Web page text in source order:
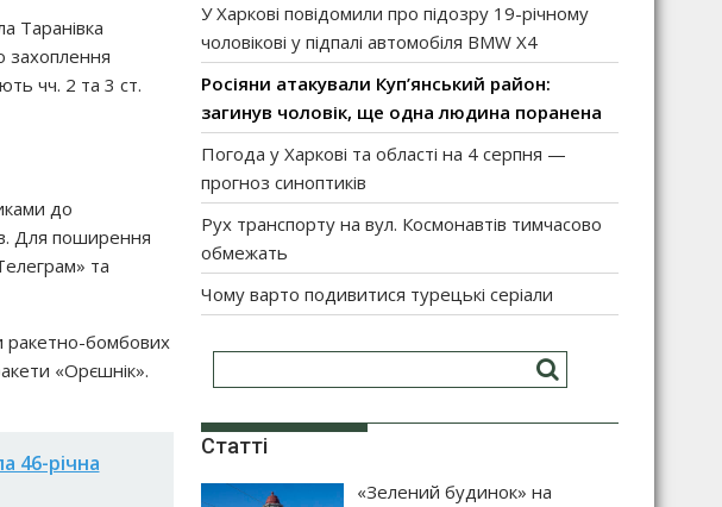
Таранівка
захоплення
чч. 2 та 3 ст.
до
Для поширення
та
ракетно-бомбових
«Орєшнік».
46-річна
У Харкові повідомили про підозру 19-річному
чоловікові у підпалі автомобіля BMW X4
Росіяни атакували Куп’янський район:
загинув чоловік, ще одна людина поранена
Погода у Харкові та області на 4 серпня —
прогноз синоптиків
Рух транспорту на вул. Космонавтів тимчасово
обмежать
Чому варто подивитися турецькі серіали
Статті
«Зелений будинок» на